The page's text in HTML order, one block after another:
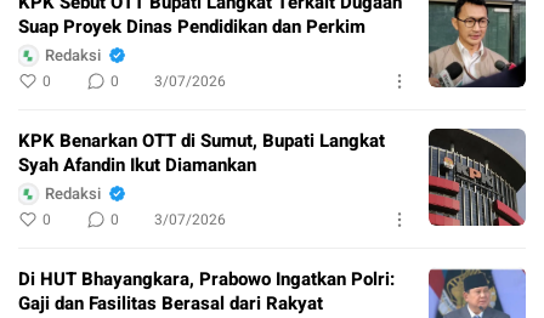
Suap Proyek Dinas Pendidikan dan Perkim
Redaksi
0 0 3/07/2026
KPK Benarkan OTT di Sumut, Bupati Langkat
Syah Afandin Ikut Diamankan
Redaksi
0 0 3/07/2026
Di HUT Bhayangkara, Prabowo Ingatkan Polri:
Gaji dan Fasilitas Berasal dari Rakyat